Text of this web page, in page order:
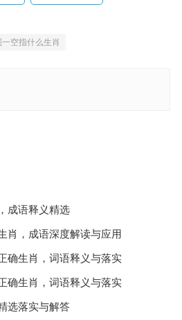
一空指什么生肖
成语释义精选
肖，成语深度解读与应用
确生肖，词语释义与落实
确生肖，词语释义与落实
选落实与解答